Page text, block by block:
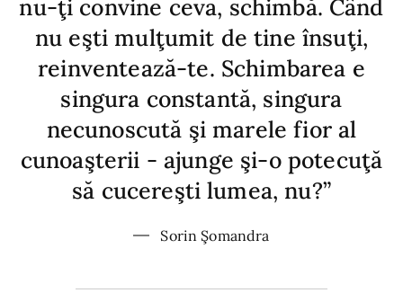
nu-ţi convine ceva, schimbă. Când
nu eşti mulţumit de tine însuţi,
reinventează-te. Schimbarea e
singura constantă, singura
necunoscută şi marele fior al
cunoaşterii - ajunge şi-o potecuţă
să cucereşti lumea, nu?”
Sorin Şomandra